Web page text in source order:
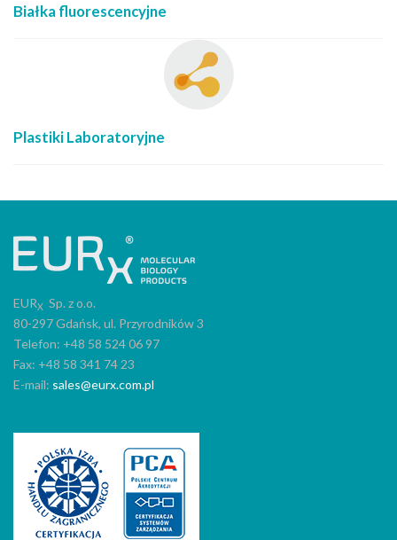
Białka fluorescencyjne
Plastiki Laboratoryjne
EURX Sp. z o.o.
80-297 Gdańsk, ul. Przyrodników 3
Telefon: +48 58 524 06 97
Fax: +48 58 341 74 23
E-mail: sales@eurx.com.pl